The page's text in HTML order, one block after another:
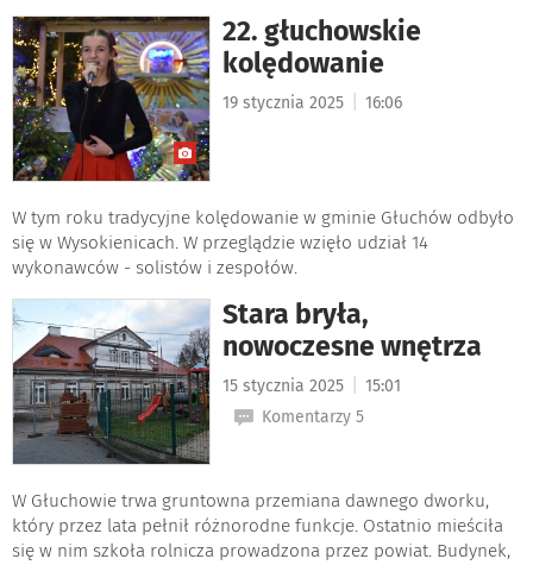
22. głuchowskie
kolędowanie
19 stycznia 2025 16:06
W tym roku tradycyjne kolędowanie w gminie Głuchów odbyło
się w Wysokienicach. W przeglądzie wzięło udział 14
wykonawców - solistów i zespołów.
Stara bryła,
nowoczesne wnętrza
15 stycznia 2025
15:01
Komentarzy 5
W Głuchowie trwa gruntowna przemiana dawnego dworku,
który przez lata pełnił różnorodne funkcje. Ostatnio mieściła
się w nim szkoła rolnicza prowadzona przez powiat. Budynek,